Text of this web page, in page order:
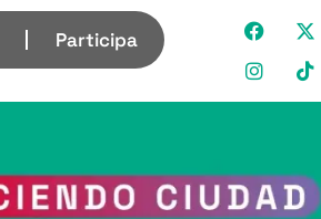
Participa